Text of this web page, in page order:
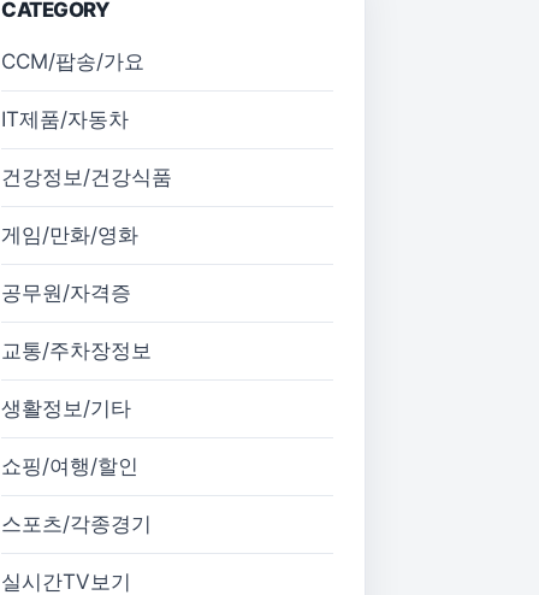
CATEGORY
CCM/팝송/가요
IT제품/자동차
건강정보/건강식품
게임/만화/영화
공무원/자격증
교통/주차장정보
생활정보/기타
쇼핑/여행/할인
스포츠/각종경기
실시간TV보기